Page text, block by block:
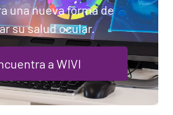
una nueva forma de
su salud ocular.
a WIVI